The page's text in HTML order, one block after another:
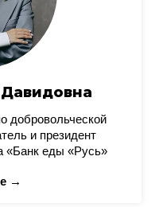
добровольческой
и президент
«Банк еды «Русь»
→